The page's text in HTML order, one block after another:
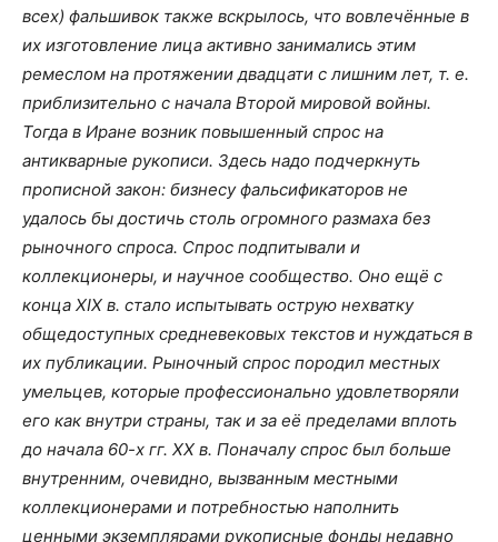
всех) фальшивок также вскрылось, что вовлечённые в
их изготовление лица активно занимались этим
ремеслом на протяжении двадцати с лишним лет, т. е.
приблизительно с начала Второй мировой войны.
Тогда в Иране возник повышенный спрос на
антикварные рукописи. Здесь надо подчеркнуть
прописной закон: бизнесу фальсификаторов не
удалось бы достичь столь огромного размаха без
рыночного спроса. Спрос подпитывали и
коллекционеры, и научное сообщество. Оно ещё с
конца XIX в. стало испытывать острую нехватку
общедоступных средневековых текстов и нуждаться в
их публикации. Рыночный спрос породил местных
умельцев, которые профессионально удовлетворяли
его как внутри страны, так и за её пределами вплоть
до начала 60-х гг. ХХ в. Поначалу спрос был больше
внутренним, очевидно, вызванным местными
коллекционерами и потребностью наполнить
ценными экземплярами рукописные фонды недавно